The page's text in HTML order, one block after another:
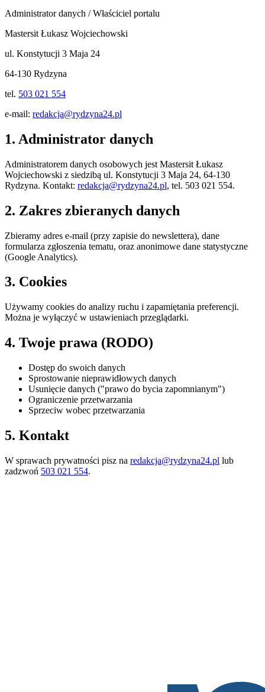
Administrator danych / Właściciel portalu
Mastersit Łukasz Wojciechowski
ul. Konstytucji 3 Maja 24
64-130 Rydzyna
tel. 503 021 554
e-mail: redakcja@rydzyna24.pl
1. Administrator danych
Administratorem danych osobowych jest Mastersit Łukasz
Wojciechowski z siedzibą ul. Konstytucji 3 Maja 24, 64-130
Rydzyna. Kontakt: redakcja@rydzyna24.pl, tel. 503 021 554.
2. Zakres zbieranych danych
Zbieramy adres e-mail (przy zapisie do newslettera), dane
formularza zgłoszenia tematu, oraz anonimowe dane statystyczne
(Google Analytics).
3. Cookies
Używamy cookies do analizy ruchu i zapamiętania preferencji.
Można je wyłączyć w ustawieniach przeglądarki.
4. Twoje prawa (RODO)
Dostęp do swoich danych
Sprostowanie nieprawidłowych danych
Usunięcie danych ("prawo do bycia zapomnianym")
Ograniczenie przetwarzania
Sprzeciw wobec przetwarzania
5. Kontakt
W sprawach prywatności pisz na redakcja@rydzyna24.pl lub
zadzwoń 503 021 554.